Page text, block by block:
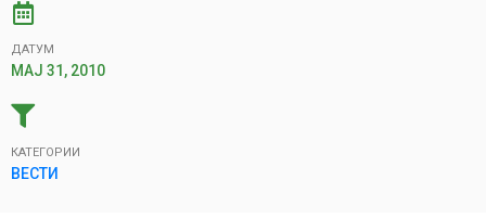
ДАТУМ
МАЈ 31, 2010
КАТЕГОРИИ
ВЕСТИ